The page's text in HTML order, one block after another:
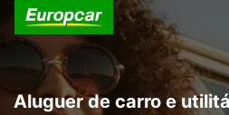
Aluguer de carro e